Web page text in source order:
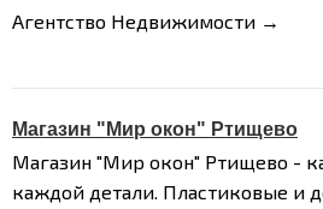
Агентство Недвижимости →
Магазин "Мир окон" Ртищево
Магазин "Мир окон" Ртищево -
каждой детали. Пластиковые и